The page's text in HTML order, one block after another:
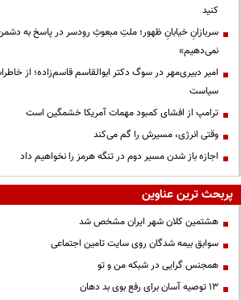
کنید
سربازانِ خیابانِ ظهور؛ ملتِ مبعوثِ رودسر در پاسخ به دشمن:
نمی‌دهیم»
امیر دبیری‌مهر در سوگ دکتر ابوالقاسم قاسم‌زاده؛ از
سیاست
ترامپ از افشای کمبود مهمات آمریکا خشمگین است
وقتی انرژی، مسیرش را گم می‌کند
اجازه باز شدن مسیر دوم در تنگه هرمز را نخواهیم داد
پربحث ترین عناوین
هشتمین کلان شهر ایران مشخص شد
سوابق بیمه شدگان روی سایت تامین اجتماعی
همجنس گرایی در شبکه من و تو
13 توصیه آسان برای رفع بوی بد دهان